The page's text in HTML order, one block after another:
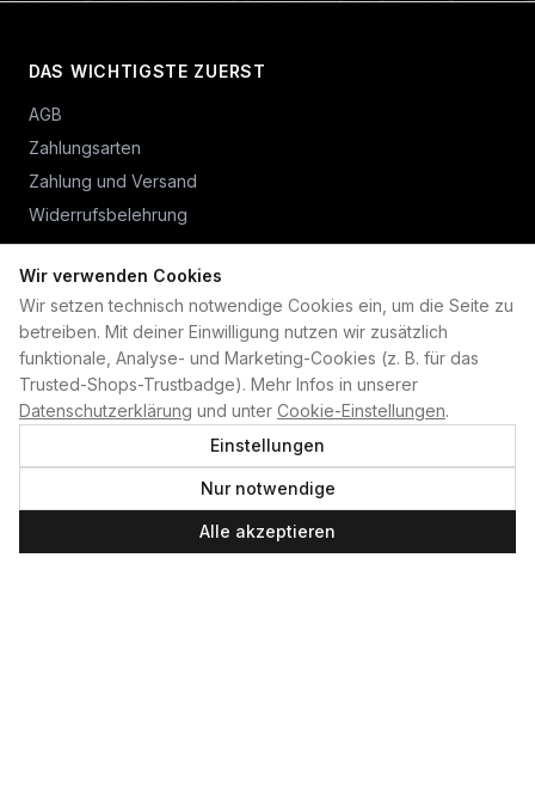
Wir verwenden Cookies
Wir setzen technisch notwendige Cookies ein, um die Seite zu
betreiben. Mit deiner Einwilligung nutzen wir zusätzlich
funktionale, Analyse- und Marketing-Cookies (z. B. für das
Trusted-Shops-Trustbadge). Mehr Infos in unserer
Datenschutzerklärung und unter Cookie-Einstellungen.
Einstellungen
Nur notwendige
Alle akzeptieren
DAS WICHTIGSTE ZUERST
AGB
Zahlungsarten
Zahlung und Versand
Widerrufsbelehrung
PLAN B
Home
Kontakt
Impressum
Datenschutzerklärung